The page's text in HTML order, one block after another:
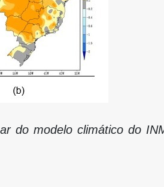
do modelo climático do